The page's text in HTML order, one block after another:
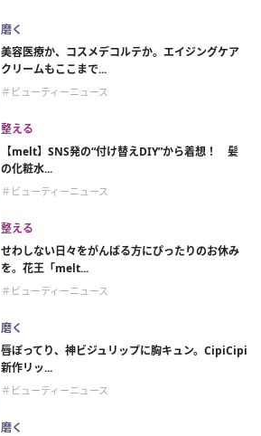
磨く
美容医療か、コスメデコルテか。エイジングケア
クリームもここまで...
＃ビューティーニュース
整える
【melt】SNS発の“付け替えDIY”から着想！ 髪
の化粧水...
＃ビューティーニュース
整える
せわしない日々をがんばる方にぴったりのお休み
を。花王「melt...
＃ビューティーニュース
磨く
唇ぽってり、神ビジュリップに胸キュン。CipiCipi
新作リッ...
＃ビューティーニュース
磨く